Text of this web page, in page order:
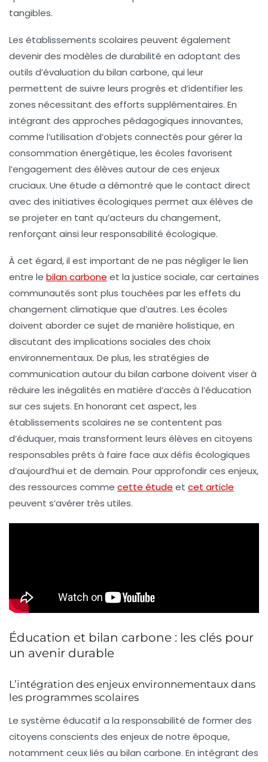
tangibles.
Les établissements scolaires peuvent également
devenir des modèles de durabilité en adoptant des
outils d’évaluation du bilan carbone, qui leur
permettent de suivre leurs progrès et d’identifier les
zones nécessitant des efforts supplémentaires. En
intégrant des approches pédagogiques innovantes,
comme l’utilisation d’objets connectés pour gérer la
consommation énergétique, les écoles favorisent
l’engagement des élèves autour de ces enjeux
cruciaux. Une étude a démontré que le contact direct
avec des initiatives écologiques permet aux élèves de
se projeter en tant qu’acteurs du changement,
renforçant ainsi leur responsabilité écologique.
À cet égard, il est important de ne pas négliger le lien
entre le bilan carbone et la justice sociale, car certaines
communautés sont plus touchées par les effets du
changement climatique que d’autres. Les écoles
doivent aborder ce sujet de manière holistique, en
discutant des implications sociales des choix
environnementaux. De plus, les stratégies de
communication autour du bilan carbone doivent viser à
réduire les inégalités en matière d’accès à l’éducation
sur ces sujets. En honorant cet aspect, les
établissements scolaires ne se contentent pas
d’éduquer, mais transforment leurs élèves en citoyens
responsables prêts à faire face aux défis écologiques
d’aujourd’hui et de demain. Pour approfondir ces enjeux,
des ressources comme cette étude et cet article
peuvent s’avérer très utiles.
Éducation et bilan carbone : les clés pour
un avenir durable
L’intégration des enjeux environnementaux dans
les programmes scolaires
Le système éducatif a la responsabilité de former des
citoyens conscients des enjeux de notre époque,
notamment ceux liés au bilan carbone. En intégrant des